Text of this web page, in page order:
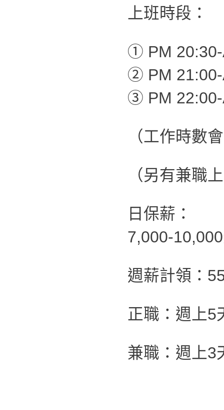
上班時段：
① PM
② PM
③ PM
（工作時數
（另有兼職
日保薪：
7,000-
週薪計領：
正職：週上5
兼職：週上3